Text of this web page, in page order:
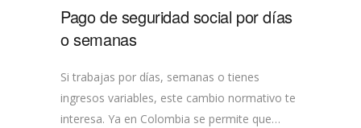
Pago de seguridad social por días
o semanas
Si trabajas por días, semanas o tienes
ingresos variables, este cambio normativo te
interesa. Ya en Colombia se permite que…